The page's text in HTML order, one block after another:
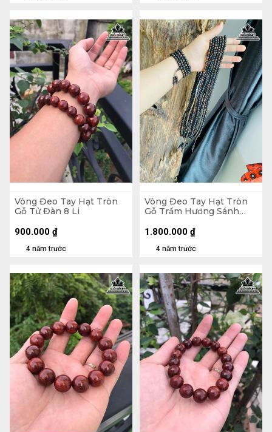
Vòng Đeo Tay Hạt Tròn
Gỗ Tử Đàn 8 Li
4 năm trước
900.000 ₫
Vòng Đeo Tay Hạt Tròn
Gỗ Trầm Hương Sánh
4 năm trước
1.800.000 ₫